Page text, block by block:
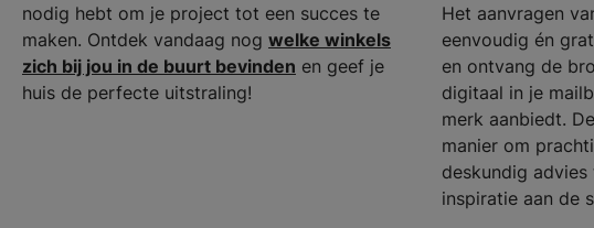
nodig hebt om je project tot een succes te
maken. Ontdek vandaag nog welke winkels
zich bij jou in de buurt bevinden en geef je
huis de perfecte uitstraling!
Het aanvragen
eenvoudig én
en ontvang de
digitaal in je
merk aanbiedt.
manier om
deskundig
inspiratie aan de